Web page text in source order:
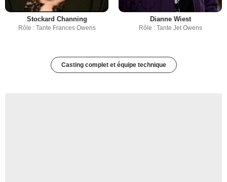
Stockard Channing
Rôle : Tante Frances Owens
Dianne Wiest
Rôle : Tante Jet Owens
Casting complet et équipe technique